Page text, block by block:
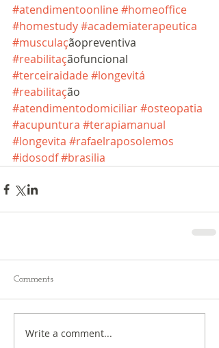
#atendimentoonline#homeoffice
#homestudy#academiaterapeutica
#musculaçãopreventiva
#reabilitaçãofuncional
#terceiraidade#longevita
#reabilitação
#atendimentodomiciliar#osteopatia
#acupuntura #terapiamanual
#longevita #rafaelraposolemos
#idosodf#brasilia
Comments
Write a comment...